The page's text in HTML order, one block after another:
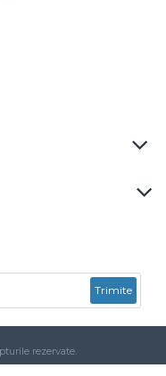
Trimite
rezervate.